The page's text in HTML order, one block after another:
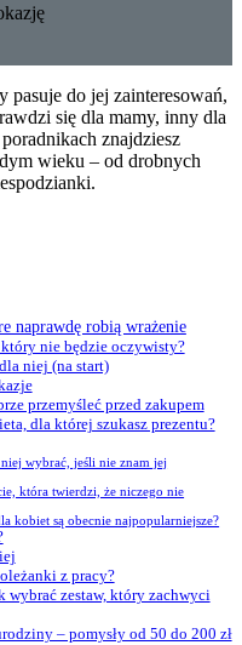
pasuje do jej zainteresowań,
się dla mamy, inny dla
znajdziesz
wieku – od drobnych
naprawdę robią wrażenie
nie będzie oczywisty?
niej (na start)
przemyśleć przed zakupem
dla której szukasz prezentu?
wybrać, jeśli nie znam jej
która twierdzi, że niczego nie
kobiet są obecnie najpopularniejsze?
z pracy?
wybrać zestaw, który zachwyci
– pomysły od 50 do 200 zł